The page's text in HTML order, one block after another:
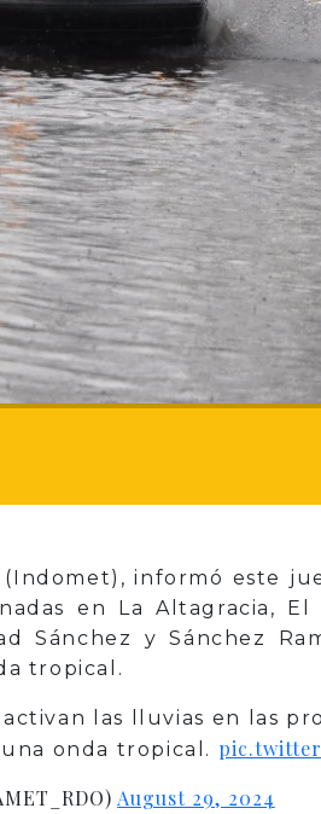
informó este
en La Altagracia,
Sánchez y Sánchez
tropical.
las lluvias en las
onda tropical.
August 29, 2024